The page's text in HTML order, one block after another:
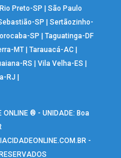
Preto-SP |São Paulo
SP |Sertãozinho-
SP |Taguatinga-DF
MT| Tarauacá-AC|
RS |Vila Velha-ES
RJ
ONLINE ® - UNIDADE: Boa
-